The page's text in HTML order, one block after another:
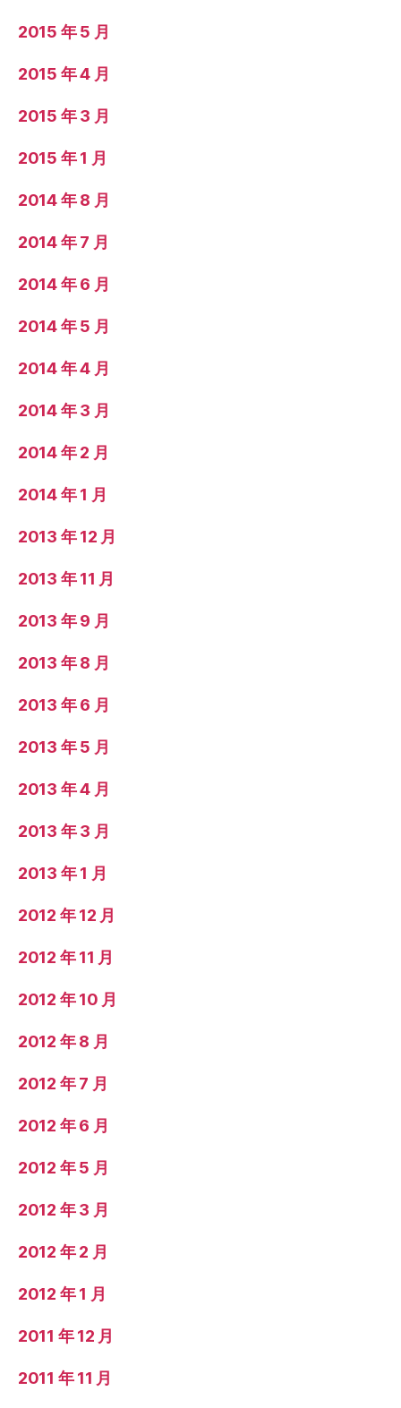
2015 年 5 月
2015 年 4 月
2015 年 3 月
2015 年 1 月
2014 年 8 月
2014 年 7 月
2014 年 6 月
2014 年 5 月
2014 年 4 月
2014 年 3 月
2014 年 2 月
2014 年 1 月
2013 年 12 月
2013 年 11 月
2013 年 9 月
2013 年 8 月
2013 年 6 月
2013 年 5 月
2013 年 4 月
2013 年 3 月
2013 年 1 月
2012 年 12 月
2012 年 11 月
2012 年 10 月
2012 年 8 月
2012 年 7 月
2012 年 6 月
2012 年 5 月
2012 年 3 月
2012 年 2 月
2012 年 1 月
2011 年 12 月
2011 年 11 月